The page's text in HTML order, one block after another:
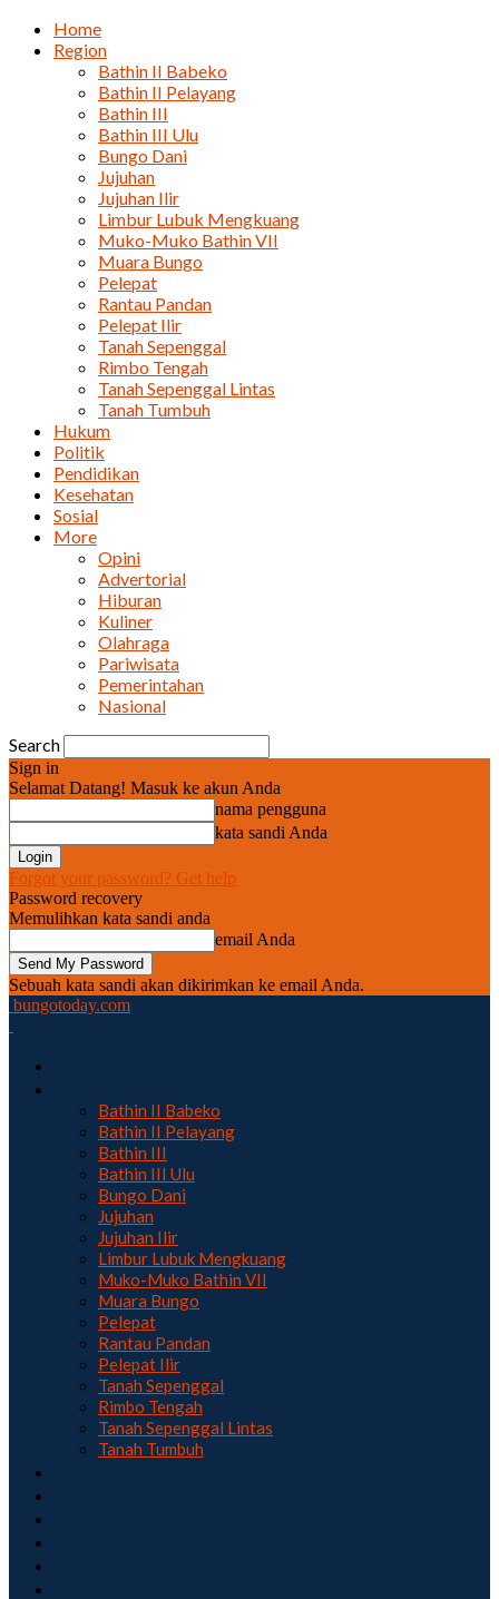
Home
Region
Bathin II Babeko
Bathin II Pelayang
Bathin III
Bathin III Ulu
Bungo Dani
Jujuhan
Jujuhan Ilir
Limbur Lubuk Mengkuang
Muko-Muko Bathin VII
Muara Bungo
Pelepat
Rantau Pandan
Pelepat Ilir
Tanah Sepenggal
Rimbo Tengah
Tanah Sepenggal Lintas
Tanah Tumbuh
Hukum
Politik
Pendidikan
Kesehatan
Sosial
More
Opini
Advertorial
Hiburan
Kuliner
Olahraga
Pariwisata
Pemerintahan
Nasional
Search
Sign in
Selamat Datang! Masuk ke akun Anda
nama pengguna
kata sandi Anda
Forgot your password? Get help
Password recovery
Memulihkan kata sandi anda
email Anda
Sebuah kata sandi akan dikirimkan ke email Anda.
bungotoday.com
Bathin II Babeko
Bathin II Pelayang
Bathin III
Bathin III Ulu
Bungo Dani
Jujuhan
Jujuhan Ilir
Limbur Lubuk Mengkuang
Muko-Muko Bathin VII
Muara Bungo
Pelepat
Rantau Pandan
Pelepat Ilir
Tanah Sepenggal
Rimbo Tengah
Tanah Sepenggal Lintas
Tanah Tumbuh